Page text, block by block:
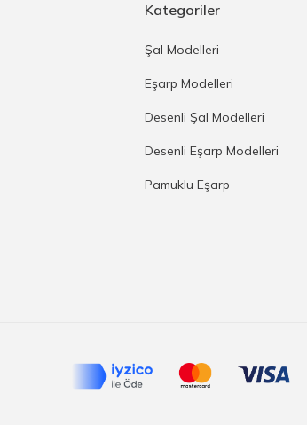
Kategoriler
Şal Modelleri
Eşarp Modelleri
Desenli Şal Modelleri
Desenli Eşarp Modelleri
Pamuklu Eşarp